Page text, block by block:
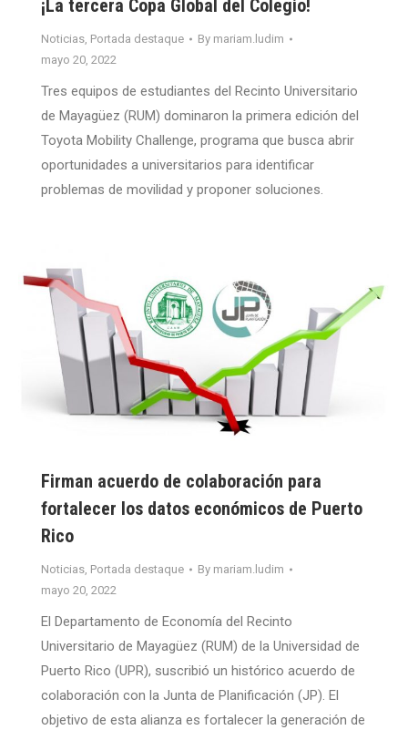
¡La tercera Copa Global del Colegio!
Noticias, Portada destaque By mariam.ludim
mayo 20, 2022
Tres equipos de estudiantes del Recinto Universitario
de Mayagüez (RUM) dominaron la primera edición del
Toyota Mobility Challenge, programa que busca abrir
oportunidades a universitarios para identificar
problemas de movilidad y proponer soluciones.
Firman acuerdo de colaboración para
fortalecer los datos económicos de Puerto
Rico
Noticias, Portada destaque By mariam.ludim
mayo 20, 2022
El Departamento de Economía del Recinto
Universitario de Mayagüez (RUM) de la Universidad de
Puerto Rico (UPR), suscribió un histórico acuerdo de
colaboración con la Junta de Planificación (JP). El
objetivo de esta alianza es fortalecer la generación de